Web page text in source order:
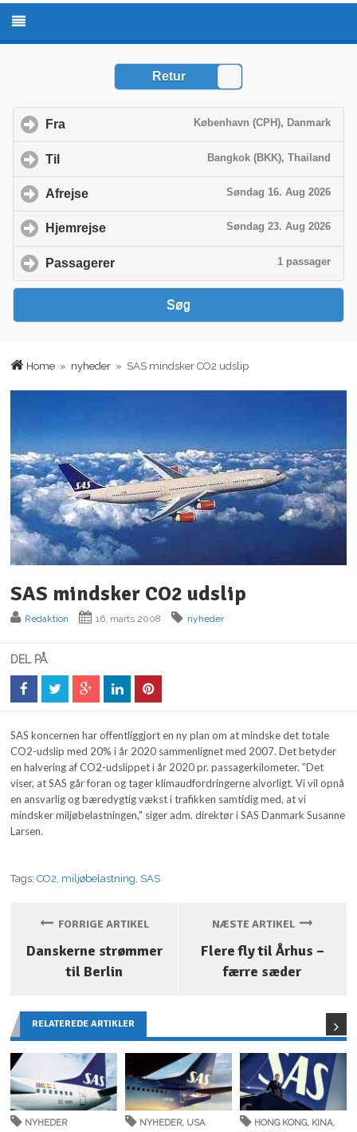
Home » nyheder » SAS mindsker CO2 udslip
SAS mindsker CO2 udslip
Redaktion 16. marts 2008 nyheder
DEL PÅ
SAS koncernen har offentliggjort en ny plan om at mindske det totale
CO2-udslip med 20% i år 2020 sammenlignet med 2007. Det betyder
en halvering af CO2-udslippet i år 2020 pr. passagerkilometer. ”Det
viser, at SAS går foran og tager klimaudfordringerne alvorligt. Vi vil opnå
en ansvarlig og bæredygtig vækst i trafikken samtidig med, at vi
mindsker miljøbelastningen," siger adm. direktør i SAS Danmark Susanne
Larsen.
Tags:CO2, miljøbelastning, SAS
FORRIGE ARTIKEL
Danskerne strømmer
til Berlin
NÆSTE ARTIKEL
Flere fly til Århus –
færre sæder
RELATEREDE ARTIKLER
NYHEDER NYHEDER, USA HONG KONG, KINA,